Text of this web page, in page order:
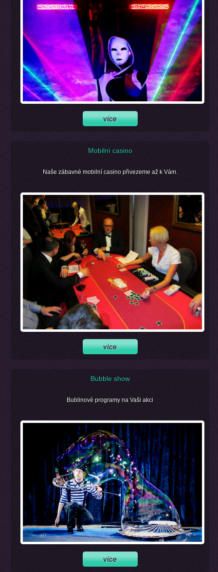
Mobilní casino
Naše zábavné mobilní casino přivezeme až k Vám.
Bubble show
Bublinové programy na Vaši akci